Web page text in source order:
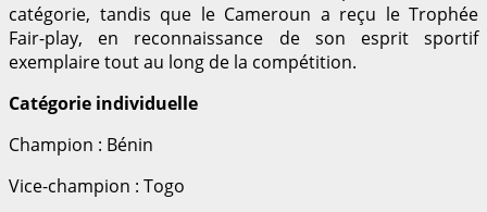
catégorie, tandis que le Cameroun a reçu le Trophée
Fair-play, en reconnaissance de son esprit sportif
exemplaire tout au long de la compétition.
Catégorie individuelle
Champion : Bénin
Vice-champion : Togo